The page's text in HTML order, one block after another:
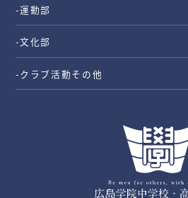
-運動部
-文化部
-クラブ活動その他